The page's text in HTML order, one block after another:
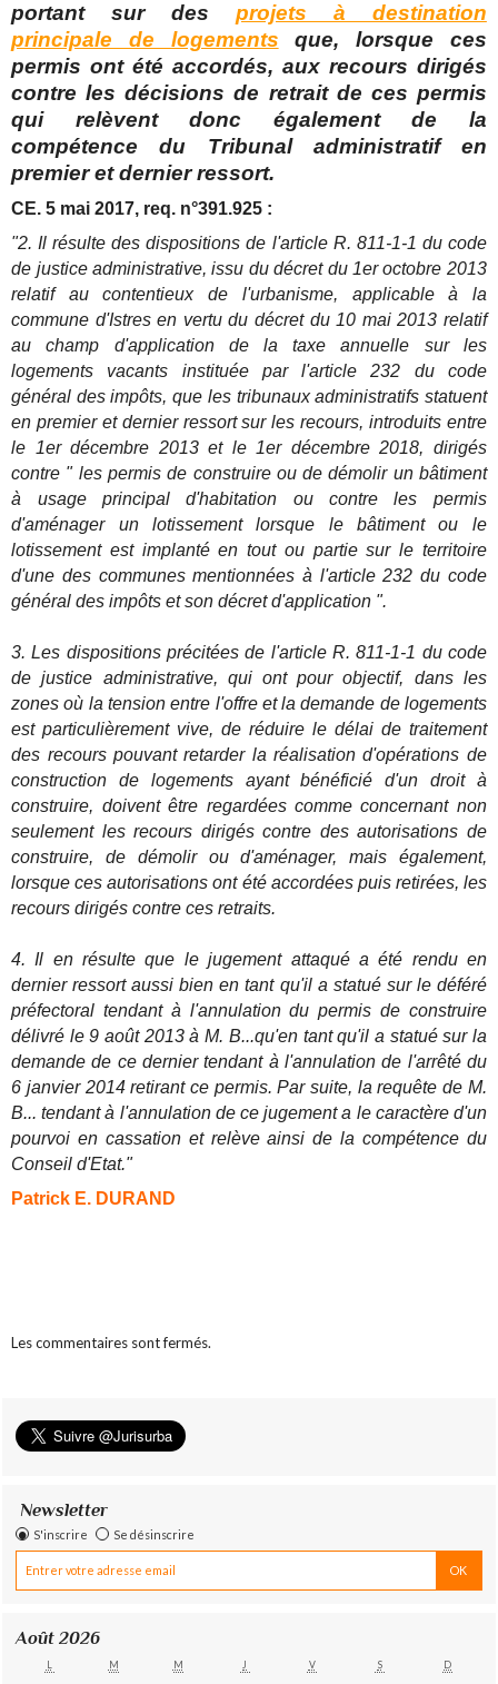
portant sur des projets à destination
principale de logements que, lorsque ces
permis ont été accordés, aux recours dirigés
contre les décisions de retrait de ces permis
qui relèvent donc également de la
compétence du Tribunal administratif en
premier et dernier ressort.
CE. 5 mai 2017, req. n°391.925 :
"2. Il résulte des dispositions de l'article R. 811-1-1 du code
de justice administrative, issu du décret du 1er octobre 2013
relatif au contentieux de l'urbanisme, applicable à la
commune d'Istres en vertu du décret du 10 mai 2013 relatif
au champ d'application de la taxe annuelle sur les
logements vacants instituée par l'article 232 du code
général des impôts, que les tribunaux administratifs statuent
en premier et dernier ressort sur les recours, introduits entre
le 1er décembre 2013 et le 1er décembre 2018, dirigés
contre " les permis de construire ou de démolir un bâtiment
à usage principal d'habitation ou contre les permis
d'aménager un lotissement lorsque le bâtiment ou le
lotissement est implanté en tout ou partie sur le territoire
d'une des communes mentionnées à l'article 232 du code
général des impôts et son décret d'application ".
3. Les dispositions précitées de l'article R. 811-1-1 du code
de justice administrative, qui ont pour objectif, dans les
zones où la tension entre l'offre et la demande de logements
est particulièrement vive, de réduire le délai de traitement
des recours pouvant retarder la réalisation d'opérations de
construction de logements ayant bénéficié d'un droit à
construire, doivent être regardées comme concernant non
seulement les recours dirigés contre des autorisations de
construire, de démolir ou d'aménager, mais également,
lorsque ces autorisations ont été accordées puis retirées, les
recours dirigés contre ces retraits.
4. Il en résulte que le jugement attaqué a été rendu en
dernier ressort aussi bien en tant qu'il a statué sur le déféré
préfectoral tendant à l'annulation du permis de construire
délivré le 9 août 2013 à M. B...qu'en tant qu'il a statué sur la
demande de ce dernier tendant à l'annulation de l'arrêté du
6 janvier 2014 retirant ce permis. Par suite, la requête de M.
B... tendant à l'annulation de ce jugement a le caractère d'un
pourvoi en cassation et relève ainsi de la compétence du
Conseil d'Etat."
Patrick E. DURAND
Les commentaires sont fermés.
Newsletter
S'inscrire Se désinscrire
Août 2026
L M M J V S D